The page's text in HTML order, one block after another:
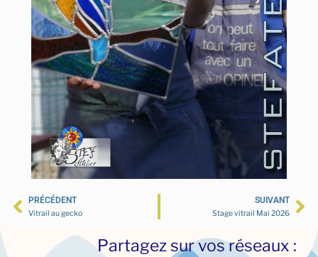
PRÉCÉDENT
Vitrail au gecko
SUIVANT
Stage vitrail Mai 2026
Partagez sur vos réseaux :